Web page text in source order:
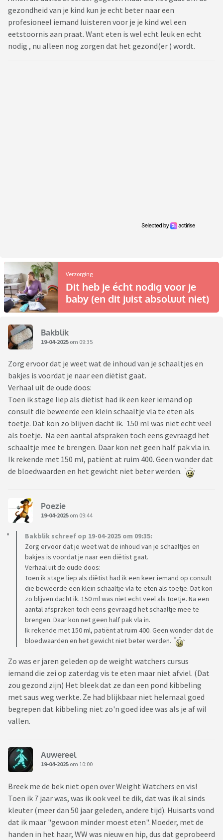
gezondheid van je kind kun je echt beter naar een
profesioneel iemand luisteren voor je je kind wel een
eetstoornis aan praat. Want eten is wel echt leuk en echt
nodig , nu alleen nog zorgen dat het gezond(er ) wordt.
Verzorging
Dit heb je écht nodig voor je
baby (en dit juist absoluut niet)
Bakblik
19-04-2025 om 09:35
Zorg ervoor dat je weet wat de inhoud van je schaaltjes en
bakjes is voordat je naar een diëtist gaat.
Verhaal uit de oude doos:
Toen ik stage liep als diëtist had ik een keer iemand op
consult die beweerde een klein schaaltje vla te eten als
toetje. Dat kon zo blijven dacht ik. 150 ml was niet echt veel
als toetje. Na een aantal afspraken toch eens gevraagd het
schaaltje mee te brengen. Daar kon net geen half pak vla in.
Ik rekende met 150 ml, patiënt at ruim 400. Geen wonder dat
de bloedwaarden en het gewicht niet beter werden.
Poezie
19-04-2025 om 09:44
Bakblik schreef op 19-04-2025 om 09:35:
Zorg ervoor dat je weet wat de inhoud van je schaaltjes en
bakjes is voordat je naar een diëtist gaat.
Verhaal uit de oude doos:
Toen ik stage liep als diëtist had ik een keer iemand op consult
die beweerde een klein schaaltje vla te eten als toetje. Dat kon
zo blijven dacht ik. 150 ml was niet echt veel als toetje. Na een
aantal afspraken toch eens gevraagd het schaaltje mee te
brengen. Daar kon net geen half pak vla in.
Ik rekende met 150 ml, patiënt at ruim 400. Geen wonder dat de
bloedwaarden en het gewicht niet beter werden.
Zo was er jaren geleden op de weight watchers cursus
iemand die zei op zaterdag vis te eten maar niet afviel. (Dat
zou gezond zijn) Het bleek dat ze dan een pond kibbeling
met saus weg werkte. Ze had blijkbaar niet helemaal goed
begrepen dat kibbeling niet zo'n goed idee was als je af wil
vallen.
Auwereel
19-04-2025 om 10:00
Breek me de bek niet open over Weight Watchers en vis!
Toen ik 7 jaar was, was ik ook veel te dik, dat was ik al sinds
kleuter (meer dan 50 jaar geleden, andere tijd). Huisarts vond
dat ik maar "gewoon minder moest eten". Moeder, met de
handen in het haar, WW was nieuw en hip, dus dat geprobeerd